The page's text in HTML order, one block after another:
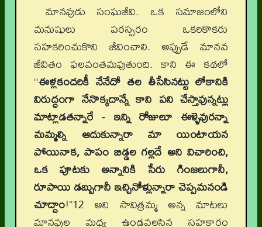
మానవుడు సంఘజీవి. ఒక సమాజంలోని
మనుషులు పరస్పరం ఒకరికొకరు
సహకరించుకొని జీవించాలి. అప్పుడే మానవ
జీవితం ఫలవంతమవుతుంది. కాని ఈ కథలో
‘‘ఈళ్లకందరికీ నేనేదో తల తీసేసినట్టు లోకానికి
విరుద్ధంగా నేనొక్కదాన్నే కాని పని చేస్తావున్నట్లు
మాట్లాడతన్నారే - ఇన్ని రోజులూ ఈళ్ళెవురన్నా
మమ్మల్ని ఆదుకున్నారా మా యింటాయన
పోయినాక, పాపం బిడ్డల గల్లదే అని విచారించి,
ఒక పూటకు అన్నానికి సేరు గింజలుగానీ,
రూపాయి డబ్బుగానీ ఇచ్చినోళ్లున్నారా చెప్పమనండి
చూద్దాం!”12 అని సావిత్రమ్మ అన్న మాటలు
మానవుల మధ్య ఉండవలసిన సహకారం